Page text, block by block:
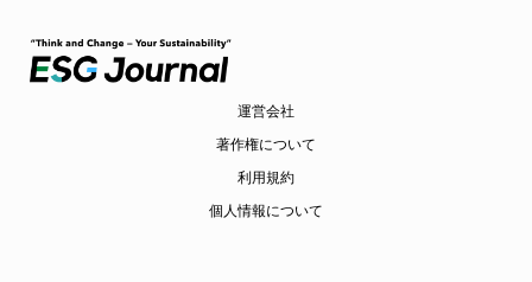
運営会社
著作権について
利用規約
個人情報について